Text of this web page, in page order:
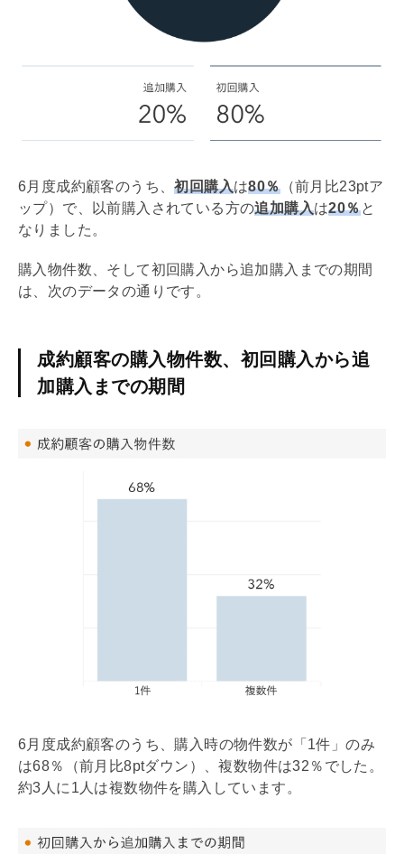
6月度成約顧客のうち、初回購入は80％（前月比23ptア
ップ）で、以前購入されている方の追加購入は20％と
なりました。
購入物件数、そして初回購入から追加購入までの期間
は、次のデータの通りです。
成約顧客の購入物件数、初回購入から追
加購入までの期間
6月度成約顧客のうち、購入時の物件数が「1件」のみ
は68％（前月比8ptダウン）、複数物件は32％でした。
約3人に1人は複数物件を購入しています。